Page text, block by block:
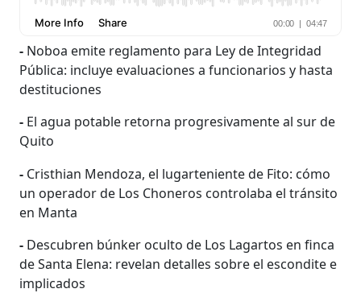
- Noboa emite reglamento para Ley de Integridad
Pública: incluye evaluaciones a funcionarios y hasta
destituciones
- El agua potable retorna progresivamente al sur de
Quito
- Cristhian Mendoza, el lugarteniente de Fito: cómo
un operador de Los Choneros controlaba el tránsito
en Manta
- Descubren búnker oculto de Los Lagartos en finca
de Santa Elena: revelan detalles sobre el escondite e
implicados